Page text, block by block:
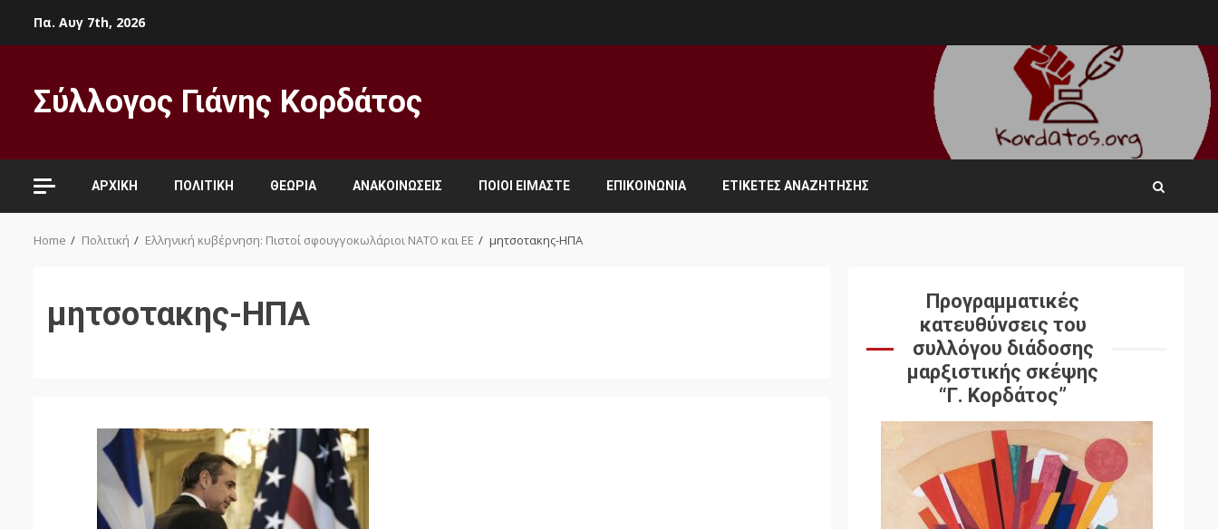
Πα. Αυγ 7th, 2026
Σύλλογος Γιάνης Κορδάτος
ΑΡΧΙΚΉ ΠΟΛΙΤΙΚΉ ΘΕΩΡΊΑ ΑΝΑΚΟΙΝΏΣΕΙΣ ΠΟΙΟΙ ΕΊΜΑΣΤΕ ΕΠΙΚΟΙΝΩΝΊΑ ΕΤΙΚΈΤΕΣ ΑΝΑΖΉΤΗΣΗΣ
Home Πολιτική Ελληνική κυβέρνηση: Πιστοί σφουγγοκωλάριοι ΝΑΤΟ και ΕΕ μητσοτακης-ΗΠΑ
μητσοτακης-ΗΠΑ
Προγραμματικές
κατευθύνσεις του
συλλόγου διάδοσης
μαρξιστικής σκέψης
“Γ. Κορδάτος”